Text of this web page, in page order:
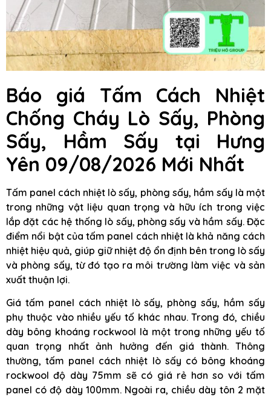
Báo giá Tấm Cách Nhiệt
Chống Cháy Lò Sấy, Phòng
Sấy, Hầm Sấy tại Hưng
Yên 09/08/2026 Mới Nhất
Tấm panel cách nhiệt lò sấy, phòng sấy, hầm sấy là một
trong những vật liệu quan trọng và hữu ích trong việc
lắp đặt các hệ thống lò sấy, phòng sấy và hầm sấy. Đặc
điểm nổi bật của tấm panel cách nhiệt là khả năng cách
nhiệt hiệu quả, giúp giữ nhiệt độ ổn định bên trong lò sấy
và phòng sấy, từ đó tạo ra môi trường làm việc và sản
xuất thuận lợi.
Giá tấm panel cách nhiệt lò sấy, phòng sấy, hầm sấy
phụ thuộc vào nhiều yếu tố khác nhau. Trong đó, chiều
dày bông khoáng rockwool là một trong những yếu tố
quan trọng nhất ảnh hưởng đến giá thành. Thông
thường, tấm panel cách nhiệt lò sấy có bông khoáng
rockwool độ dày 75mm sẽ có giá rẻ hơn so với tấm
panel có độ dày 100mm. Ngoài ra, chiều dày tôn 2 mặt